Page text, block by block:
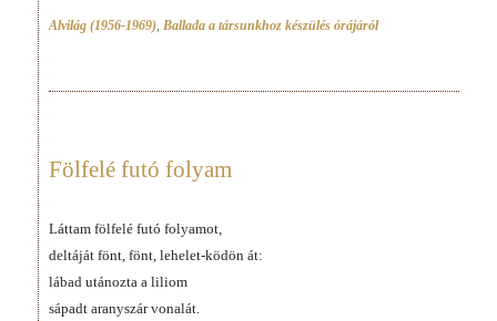
Alvilág (1956-1969), Ballada a társunkhoz készülés órájáról
Fölfelé futó folyam
Láttam fölfelé futó folyamot,
deltáját fönt, fönt, lehelet-ködön át:
lábad utánozta a liliom
sápadt aranyszár vonalát.